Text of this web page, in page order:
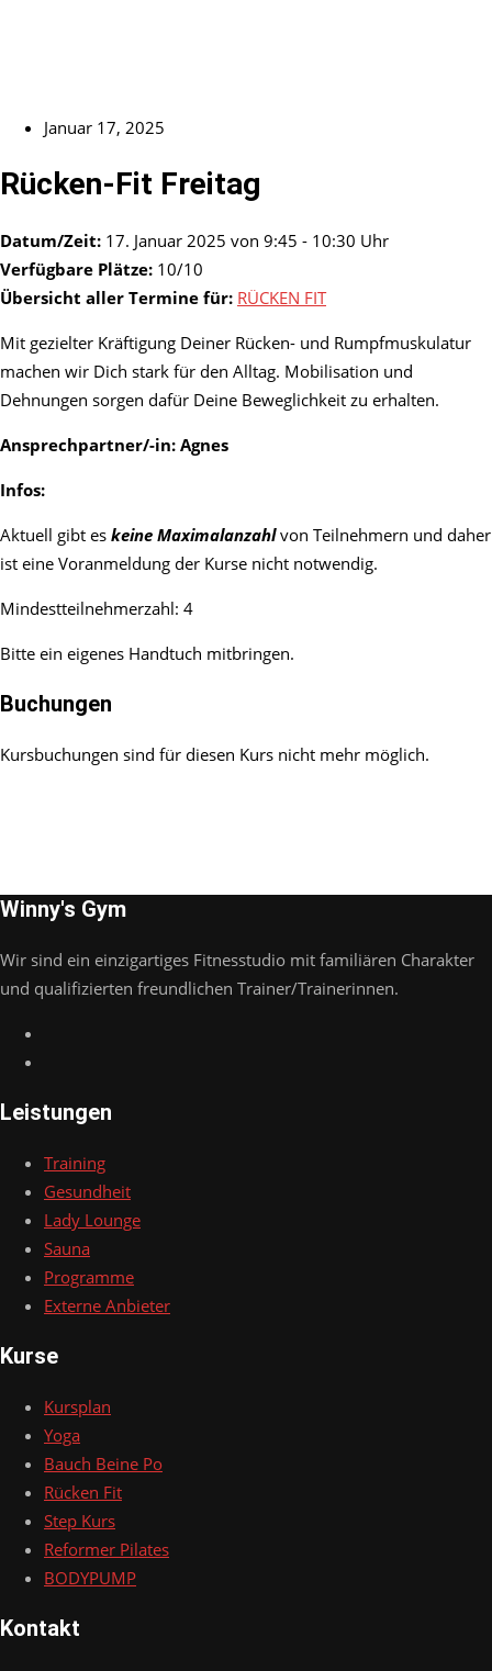
Januar 17, 2025
Rücken-Fit Freitag
Datum/Zeit: 17. Januar 2025 von 9:45 - 10:30 Uhr
Verfügbare Plätze: 10/10
Übersicht aller Termine für: RÜCKEN FIT
Mit gezielter Kräftigung Deiner Rücken- und Rumpfmuskulatur
machen wir Dich stark für den Alltag. Mobilisation und
Dehnungen sorgen dafür Deine Beweglichkeit zu erhalten.
Ansprechpartner/-in: Agnes
Infos:
Aktuell gibt es keine Maximalanzahlvon Teilnehmern und daher
ist eine Voranmeldung der Kurse nicht notwendig.
Mindestteilnehmerzahl: 4
Bitte ein eigenes Handtuch mitbringen.
Buchungen
Kursbuchungen sind für diesen Kurs nicht mehr möglich.
Winny's Gym
Wir sind ein einzigartiges Fitnesstudio mit familiären Charakter
und qualifizierten freundlichen Trainer/Trainerinnen.
Leistungen
Training
Gesundheit
Lady Lounge
Sauna
Programme
Externe Anbieter
Kurse
Kursplan
Yoga
Bauch Beine Po
Rücken Fit
Step Kurs
Reformer Pilates
BODYPUMP
Kontakt